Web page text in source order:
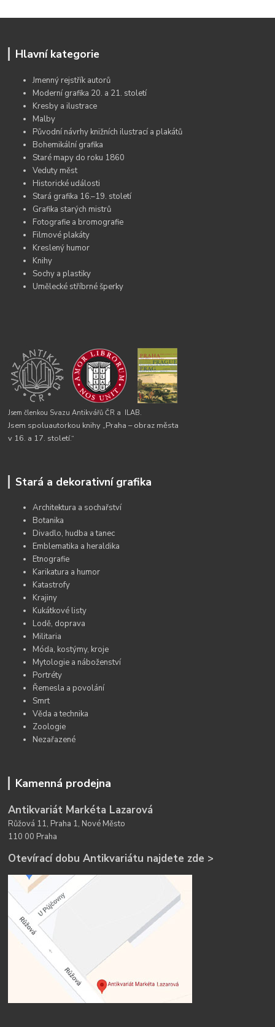
Hlavní kategorie
Jmenný rejstřík autorů
Moderní grafika 20. a 21. století
Kresby a ilustrace
Malby
Původní návrhy knižních ilustrací a plakátů
Bohemikální grafika
Staré mapy do roku 1860
Veduty měst
Historické události
Stará grafika 16.–19. století
Grafika starých mistrů
Fotografie a bromografie
Filmové plakáty
Kreslený humor
Knihy
Sochy a plastiky
Umělecké stříbrné šperky
Jsem členkou Svazu Antikvářů ČR a ILAB.
Jsem spoluautorkou knihy „Praha – obraz města
v 16. a 17. století.“
Stará a dekorativní grafika
Architektura a sochařství
Botanika
Divadlo, hudba a tanec
Emblematika a heraldika
Etnografie
Karikatura a humor
Katastrofy
Krajiny
Kukátkové listy
Lodě, doprava
Militaria
Móda, kostýmy, kroje
Mytologie a náboženství
Portréty
Řemesla a povolání
Smrt
Věda a technika
Zoologie
Nezařazené
Kamenná prodejna
Antikvariát Markéta Lazarová
Růžová 11, Praha 1, Nové Město
110 00 Praha
Otevírací dobu Antikvariátu najdete zde >